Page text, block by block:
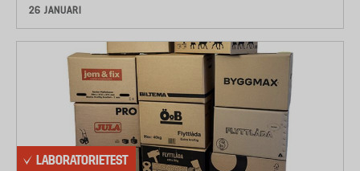
26 JANUARI
LABORATORIETEST